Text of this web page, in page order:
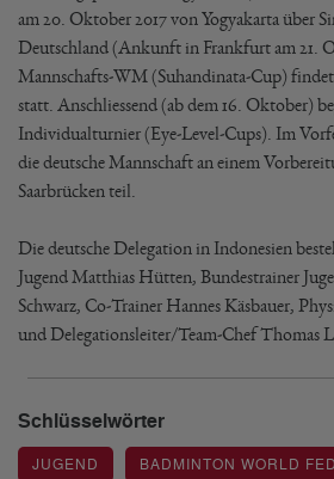
am 20. Oktober 2017 von Yogyakarta über
Deutschland (Ankunft in Frankfurt am 21.
Mannschafts-WM (Suhandinata-Cup)
statt. Anschliessend (ab dem 16. Oktober)
Individualturnier (Eye-Level-Cups). Im
die deutsche Mannschaft an einem
Saarbrücken teil.
Die deutsche Delegation in Indonesien
Jugend Matthias Hütten, Bundestrainer
Schwarz, Co-Trainer Hannes Käsbauer,
und Delegationsleiter/Team-Chef Thomas
Schlüsselwörter
JUGEND BADMINTON WORLD